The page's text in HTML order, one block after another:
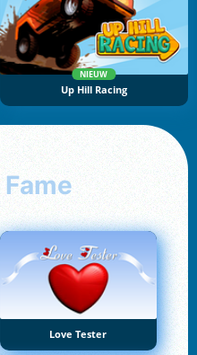
NIEUW
Up Hill Racing
Fame
Love Tester